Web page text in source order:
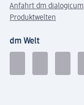
Anfahrt dm dialogicum
Produktwelten
dm Welt